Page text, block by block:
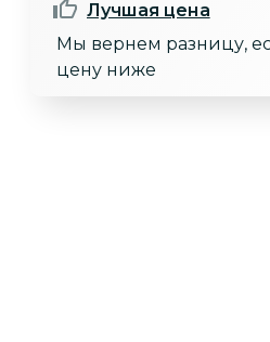
Лучшая цена
Мы вернем разницу,
цену ниже